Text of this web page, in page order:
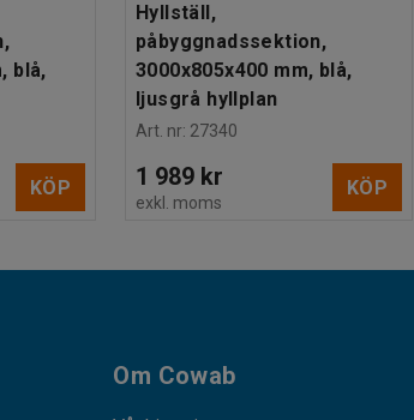
blå,
KÖP
Hyllställ,
påbyggnadssektion,
3000x805x400 mm, blå,
ljusgrå hyllplan
Art. nr: 27340
1 989 kr
exkl. moms
KÖP
Om Cowab